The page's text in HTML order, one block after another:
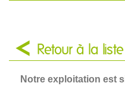
Retour à la liste
Notre exploitation est